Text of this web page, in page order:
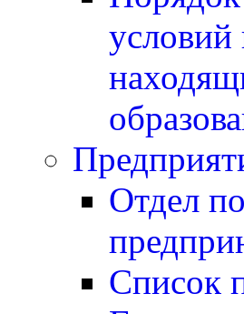
условий
Отдел
Список